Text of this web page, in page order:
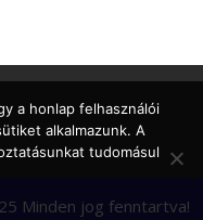
Minden jog fenntartva!
a honlap felhasználói
alkalmazunk. A
tudomásul